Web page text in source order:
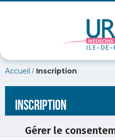
Gérer le
Accueil / Inscription
Inscription